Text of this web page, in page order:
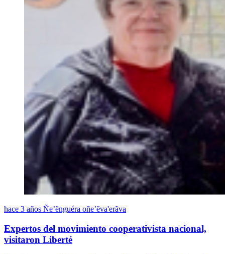
hace 3 años Ñe’ẽnguéra oñe’ẽva'erãva
Expertos del movimiento cooperativista nacional,
visitaron Liberté